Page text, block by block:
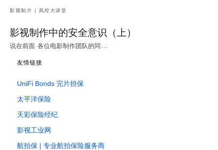
影视制片 | 风控大讲堂
影视制作中的安全意识（上）
说在前面 各位电影制作团队的同…
友情链接
UniFi Bonds 完片担保
太平洋保险
天彩保险经纪
影视工业网
航拍保 | 专业航拍保险服务商